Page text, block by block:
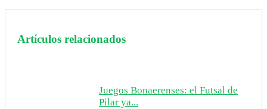
Artículos relacionados
Juegos Bonaerenses: el Futsal de
Pilar ya...